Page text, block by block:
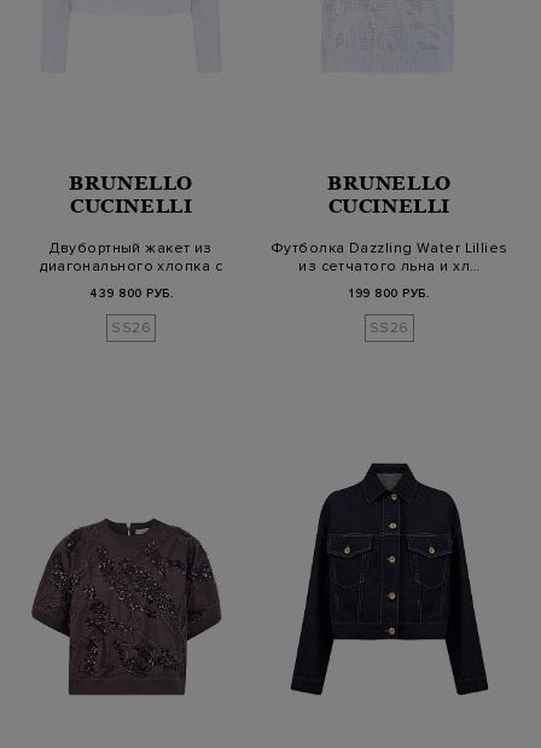
BRUNELLO
CUCINELLI
Двубортный жакет из
диагонального хлопка с
439 800 РУБ.
SS26
BRUNELLO
CUCINELLI
Футболка Dazzling Water Lillies
из сетчатого льна и хл…
199 800 РУБ.
SS26